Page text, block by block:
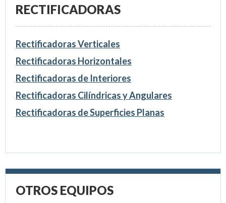
RECTIFICADORAS
Rectificadoras Verticales
Rectificadoras Horizontales
Rectificadoras de Interiores
Rectificadoras Cilíndricas y Angulares
Rectificadoras de Superficies Planas
OTROS EQUIPOS